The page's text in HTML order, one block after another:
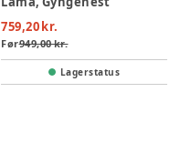
759,20 kr.
Før949,00 kr.
Lagerstatus